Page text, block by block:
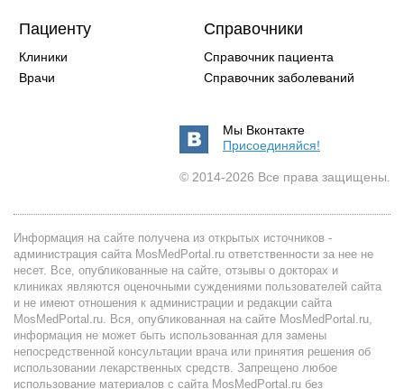
Пациенту
Клиники
Врачи
Справочники
Справочник пациента
Справочник заболеваний
Мы Вконтакте
Присоединяйся!
© 2014-2026 Все права защищены.
Информация на сайте получена из открытых источников -
администрация сайта MosMedPortal.ru ответственности за нее не
несет. Все, опубликованные на сайте, отзывы о докторах и
клиниках являются оценочными суждениями пользователей сайта
и не имеют отношения к администрации и редакции сайта
MosMedPortal.ru. Вся, опубликованная на сайте MosMedPortal.ru,
информация не может быть использованная для замены
непосредственной консультации врача или принятия решения об
использовании лекарственных средств. Запрещено любое
использование материалов с сайта MosMedPortal.ru без